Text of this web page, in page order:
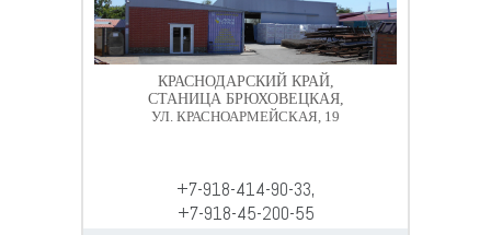
КРАСНОДАРСКИЙ КРАЙ,
СТАНИЦА БРЮХОВЕЦКАЯ,
УЛ. КРАСНОАРМЕЙСКАЯ, 19
+7-918-414-90-33,
+7-918-45-200-55